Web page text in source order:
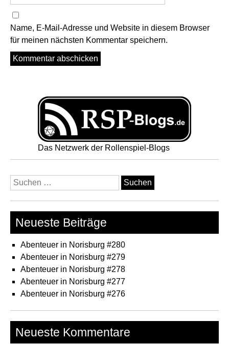
Name, E-Mail-Adresse und Website in diesem Browser
für meinen nächsten Kommentar speichern.
Das Netzwerk der Rollenspiel-Blogs
Suchen
nach:
Neueste Beiträge
Abenteuer in Norisburg #280
Abenteuer in Norisburg #279
Abenteuer in Norisburg #278
Abenteuer in Norisburg #277
Abenteuer in Norisburg #276
Neueste Kommentare